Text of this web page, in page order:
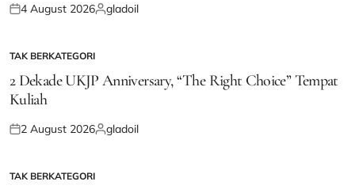
Posted
4 August 2026Posted
gladoil
POSTED
TAK BERKATEGORI
2 Dekade UKJP Anniversary, “The Right Choice” Tempat
Kuliah
Posted
2 August 2026Posted
gladoil
POSTED
TAK BERKATEGORI